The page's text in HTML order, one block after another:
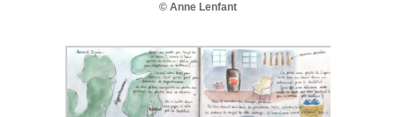
© Anne Lenfant